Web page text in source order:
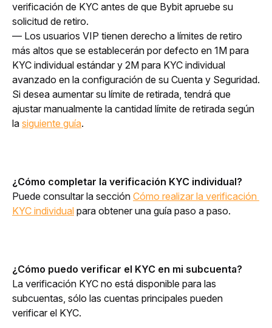
verificación de KYC antes de que Bybit apruebe su
solicitud de retiro.
— Los usuarios VIP tienen derecho a límites de retiro
más altos que se establecerán por defecto en 1M para
KYC individual estándar y 2M para KYC individual
Si desea aumentar su límite de retirada, tendrá que
ajustar manualmente la cantidad límite de retirada según
la siguiente guía.
¿Cómo completar la verificación KYC individual?
Puede consultar la sección Cómo realizar la verificación
KYC individual para obtener una guía paso a paso.
¿Cómo puedo verificar el KYC en mi subcuenta?
La verificación KYC no está disponible para las
subcuentas, sólo las cuentas principales pueden
verificar el KYC.